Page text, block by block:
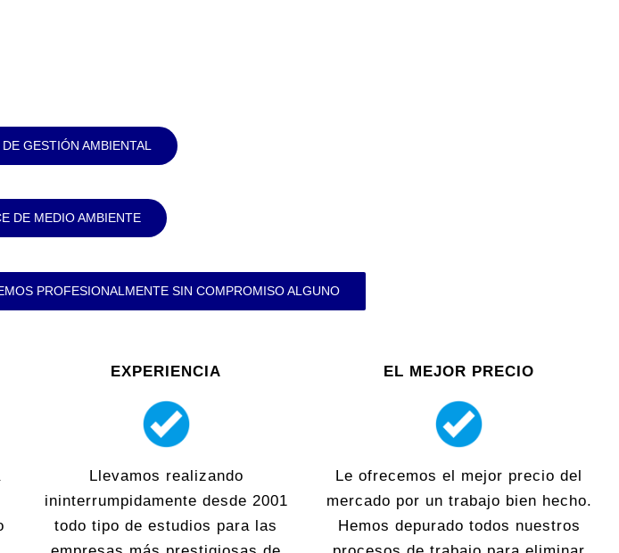
GESTIÓN AMBIENTAL
DE MEDIO AMBIENTE
PROFESIONALMENTE SIN COMPROMISO ALGUNO
EXPERIENCIA
Llevamos realizando
ininterrumpidamente desde 2001
todo tipo de estudios para las
EL MEJOR PRECIO
Le ofrecemos el mejor precio del
mercado por un trabajo bien hecho.
Hemos depurado todos nuestros